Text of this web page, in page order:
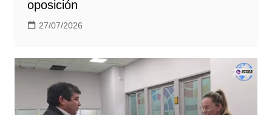
oposición
27/07/2026